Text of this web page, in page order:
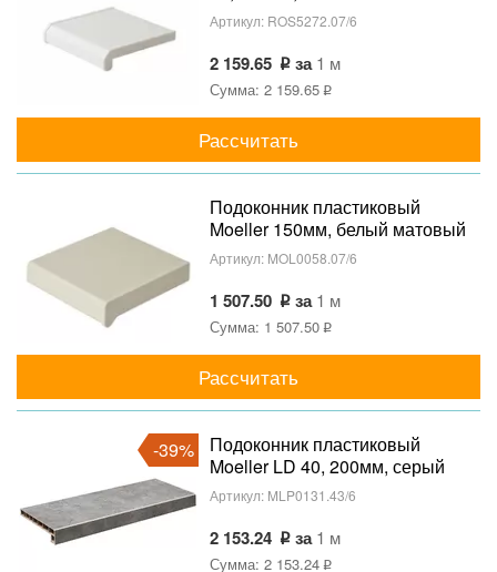
Артикул: ROS5272.07/6
2 159.65 за1 м
Сумма: 2 159.65
Рассчитать
Подоконник пластиковый
Moeller 150мм, белый матовый
Артикул: MOL0058.07/6
1 507.50 за1 м
Сумма: 1 507.50
Рассчитать
-39%
Подоконник пластиковый
Moeller LD 40, 200мм, серый
топаз
Артикул: MLP0131.43/6
2 153.24 за1 м
Сумма: 2 153.24